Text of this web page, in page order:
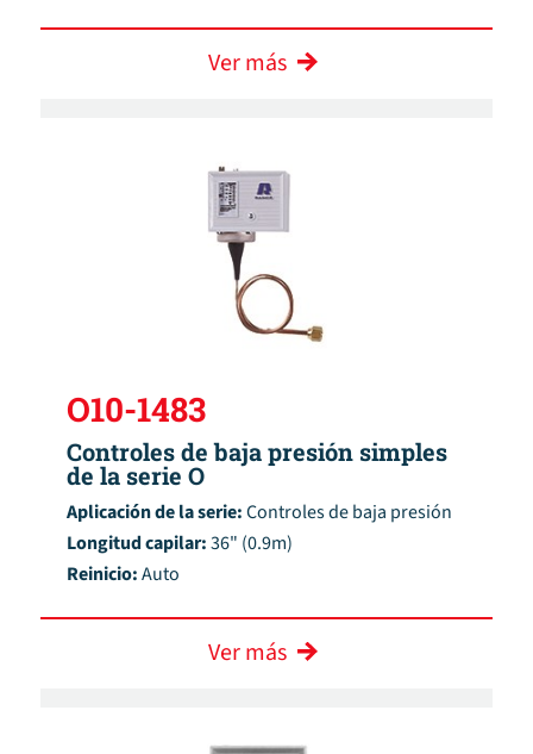
Ver más
O10-1483
Controles de baja presión simples
de la serie O
Aplicación de la serie:Controles de baja presión
Longitud capilar:36" (0.9m)
Reinicio:Auto
Ver más